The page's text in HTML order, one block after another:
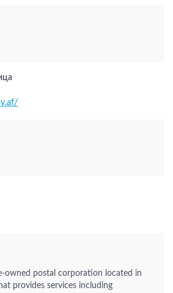
owned postal corporation located in
provides services including